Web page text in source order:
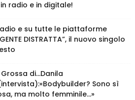
radio e in digitale!
e su tutte le piattaforme
DISTRATTA”, il nuovo singolo
di…Danila
Sono sì
ma molto femminile…»